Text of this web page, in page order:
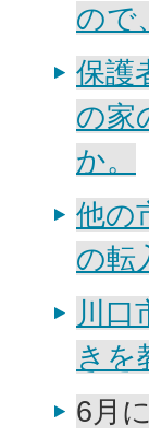
ので
保護
の家
か。
他の
の転
川口
きを
6月